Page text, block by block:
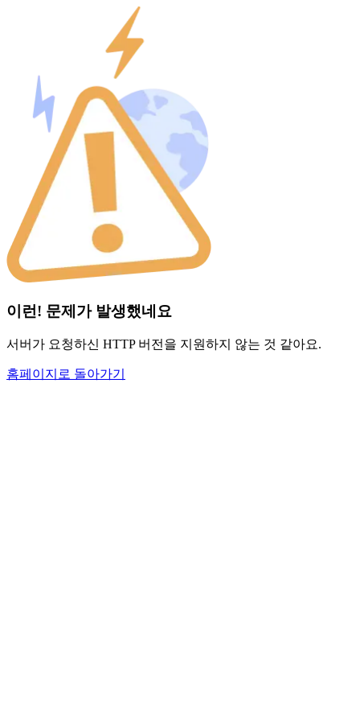
이런! 문제가 발생했네요
서버가 요청하신 HTTP 버전을 지원하지 않는 것 같아요.
홈페이지로 돌아가기